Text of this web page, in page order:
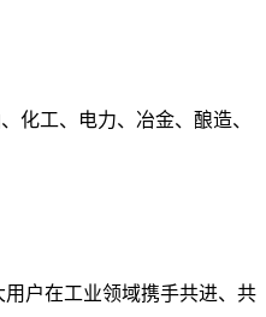
工、电力、冶金、酿造、
户在工业领域携手共进、共